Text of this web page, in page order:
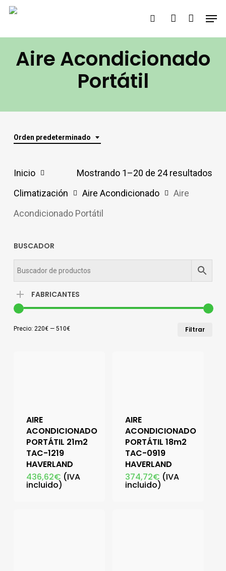
Saltar
contenido
principal
buscar account
Aire Acondicionado
Portátil
Orden predeterminado
Mostrando 1–20 de 24 resultados
Inicio
Climatización
Aire Acondicionado
Aire
Acondicionado Portátil
BUSCADOR
FABRICANTES
Filtrar
Precio: 220€— 510€
AIRE
ACONDICIONADO
PORTÁTIL 21m2
TAC-1219
HAVERLAND
436,62€ (IVA
incluido)
AIRE
ACONDICIONADO
PORTÁTIL 18m2
TAC-0919
HAVERLAND
374,72€ (IVA
incluido)